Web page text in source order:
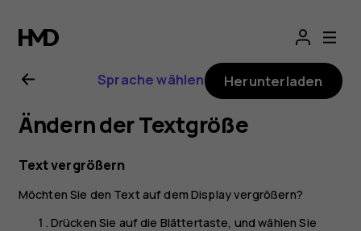
Nokia 2720-
Sprache wählen Herunterladen
Ändern der Textgröße
Text vergrößern
Möchten Sie den Text auf dem Display vergrößern?
Drücken Sie auf die Blättertaste, und wählen Sie